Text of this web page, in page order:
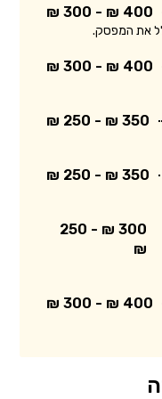
400 ₪ - 300 ₪
את המפסק.
400 ₪ - 300 ₪
350 ₪ - 250 ₪
350 ₪ - 250 ₪
300 ₪ - 250
₪
400 ₪ - 300 ₪